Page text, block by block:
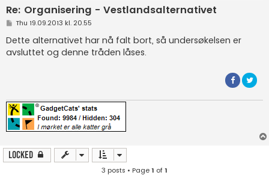
Re: Organisering - Vestlandsalternativet
P
s
t
Thu 19.09.2013 kl. 20.55
Dette alternativet har nå falt bort, så undersøkelsen er
avsluttet og denne tråden låses.
Locked
3 posts • Page1 of1